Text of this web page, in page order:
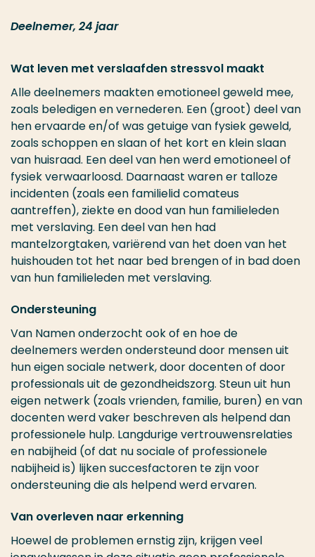
Deelnemer, 24 jaar
Wat leven met verslaafden stressvol maakt
Alle deelnemers maakten emotioneel geweld mee,
zoals beledigen en vernederen. Een (groot) deel van
hen ervaarde en/of was getuige van fysiek geweld,
zoals schoppen en slaan of het kort en klein slaan
van huisraad. Een deel van hen werd emotioneel of
fysiek verwaarloosd. Daarnaast waren er talloze
incidenten (zoals een familielid comateus
aantreffen), ziekte en dood van hun familieleden
met verslaving. Een deel van hen had
mantelzorgtaken, variërend van het doen van het
huishouden tot het naar bed brengen of in bad doen
van hun familieleden met verslaving.
Ondersteuning
Van Namen onderzocht ook of en hoe de
deelnemers werden ondersteund door mensen uit
hun eigen sociale netwerk, door docenten of door
professionals uit de gezondheidszorg. Steun uit hun
eigen netwerk (zoals vrienden, familie, buren) en van
docenten werd vaker beschreven als helpend dan
professionele hulp. Langdurige vertrouwensrelaties
en nabijheid (of dat nu sociale of professionele
nabijheid is) lijken succesfactoren te zijn voor
ondersteuning die als helpend werd ervaren.
Van overleven naar erkenning
Hoewel de problemen ernstig zijn, krijgen veel